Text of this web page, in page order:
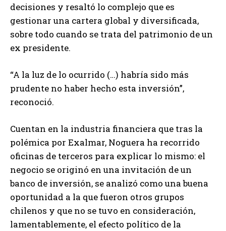
decisiones y resaltó lo complejo que es
gestionar una cartera global y diversificada,
sobre todo cuando se trata del patrimonio de un
ex presidente.
“A la luz de lo ocurrido (…) habría sido más
prudente no haber hecho esta inversión”,
reconoció.
Cuentan en la industria financiera que tras la
polémica por Exalmar, Noguera ha recorrido
oficinas de terceros para explicar lo mismo: el
negocio se originó en una invitación de un
banco de inversión, se analizó como una buena
oportunidad a la que fueron otros grupos
chilenos y que no se tuvo en consideración,
lamentablemente, el efecto político de la